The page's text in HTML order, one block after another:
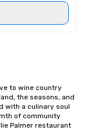
to wine country
the seasons, and
with a culinary soul
of community
Palmer restaurant